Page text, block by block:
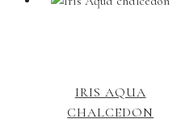
IRIS AQUA
CHALCEDON